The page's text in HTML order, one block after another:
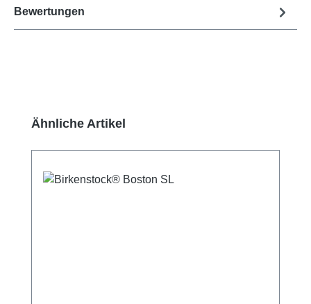
Bewertungen
Produktgalerie überspringen
Ähnliche Artikel